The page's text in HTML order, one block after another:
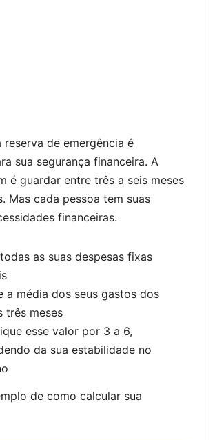
reserva de emergência é
sua segurança financeira. A
é guardar entre três a seis meses
Mas cada pessoa tem suas
financeiras.
as suas despesas fixas
a média dos seus gastos dos
três meses
esse valor por 3 a 6,
da sua estabilidade no
de como calcular sua